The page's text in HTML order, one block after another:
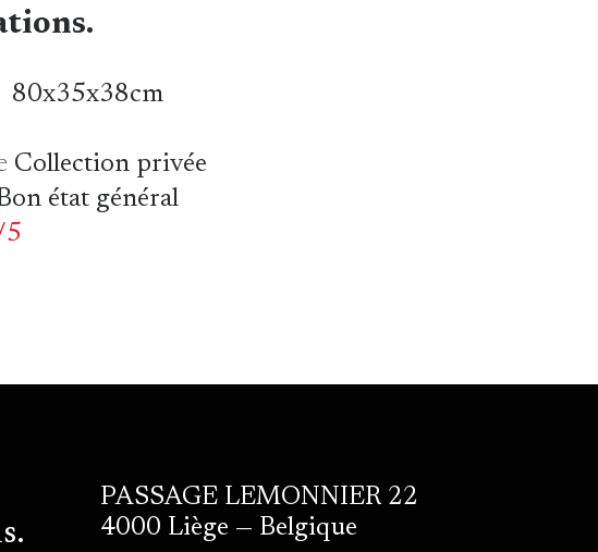
Collection privée
état général
PASSAGE LEMONNIER 22
4000 Liège — Belgique